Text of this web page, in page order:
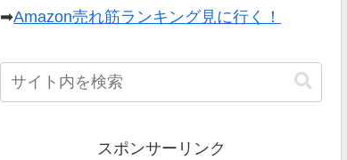
➡Amazon売れ筋ランキング見に行く！
スポンサーリンク